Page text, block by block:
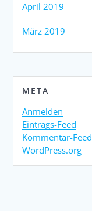
April 2019
März 2019
META
Anmelden
Eintrags-Feed
Kommentar-Feed
WordPress.org